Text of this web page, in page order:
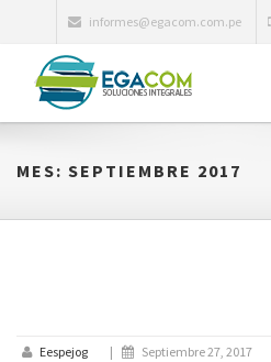
informes@egacom.com.pe
MES: SEPTIEMBRE 2017
Eespejog | Septiembre 27, 2017